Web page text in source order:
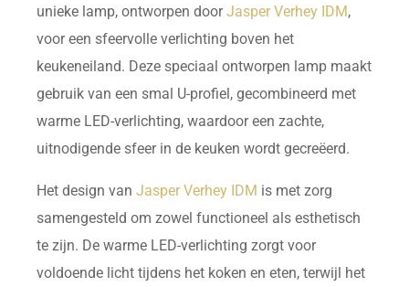
unieke lamp, ontworpen doorJasper Verhey IDM,
voor een sfeervolle verlichting boven het
keukeneiland. Deze speciaal ontworpen lamp maakt
gebruik van een smal U-profiel, gecombineerd met
warme LED-verlichting, waardoor een zachte,
uitnodigende sfeer in de keuken wordt gecreëerd.
Het design van Jasper Verhey IDM is met zorg
samengesteld om zowel functioneel als esthetisch
te zijn. De warme LED-verlichting zorgt voor
voldoende licht tijdens het koken en eten, terwijl het